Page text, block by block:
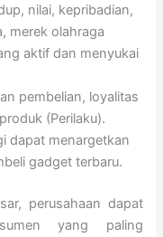
nilai, kepribadian,
merek olahraga
aktif dan menyukai
pembelian, loyalitas
(Perilaku).
dapat menargetkan
gadget terbaru.
perusahaan dapat
yang paling